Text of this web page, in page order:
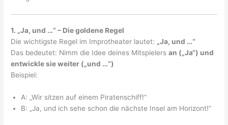
1. „Ja, und …“ – Die goldene Regel
Die wichtigste Regel im Improtheater lautet: „Ja, und …“
Das bedeutet: Nimm die Idee deines Mitspielersan („Ja“) und
entwickle sie weiter („und …“)
Beispiel:
A: „Wir sitzen auf einem Piratenschiff!“
B: „Ja, und ich sehe schon die nächste Insel am Horizont!“